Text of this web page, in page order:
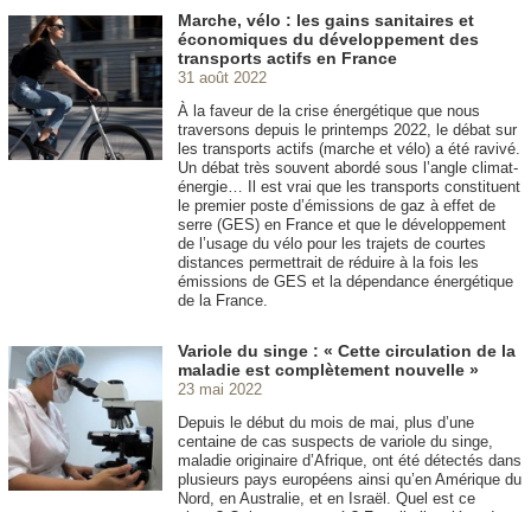
Marche, vélo : les gains sanitaires et
économiques du développement des
transports actifs en France
31 août 2022
À la faveur de la crise énergétique que nous
traversons depuis le printemps 2022, le débat sur
les transports actifs (marche et vélo) a été ravivé.
Un débat très souvent abordé sous l’angle climat-
énergie… Il est vrai que les transports constituent
le premier poste d’émissions de gaz à effet de
serre (GES) en France et que le développement
de l’usage du vélo pour les trajets de courtes
distances permettrait de réduire à la fois les
émissions de GES et la dépendance énergétique
de la France.
Variole du singe : « Cette circulation de la
maladie est complètement nouvelle »
23 mai 2022
Depuis le début du mois de mai, plus d’une
centaine de cas suspects de variole du singe,
maladie originaire d’Afrique, ont été détectés dans
plusieurs pays européens ainsi qu’en Amérique du
Nord, en Australie, et en Israël. Quel est ce